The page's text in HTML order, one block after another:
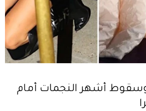
وسقوط أشهر النجمات أمام